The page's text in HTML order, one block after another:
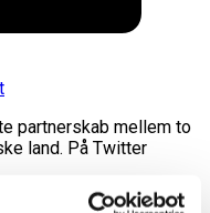
partnerskab mellem to
land. På Twitter